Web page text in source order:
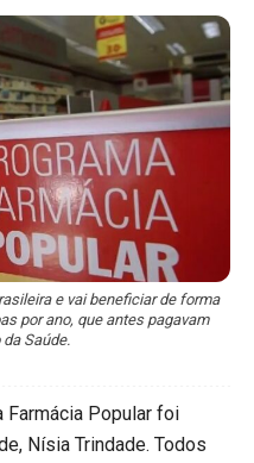
e vai beneficiar de forma
por ano, que antes pagavam
Saúde.
Farmácia Popular foi
Nísia Trindade. Todos